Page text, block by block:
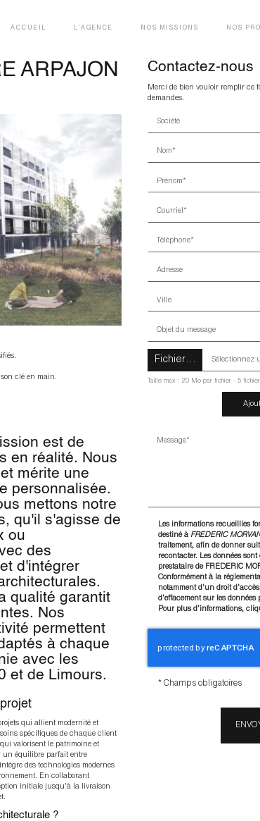
ACCUEIL L'AGENCE NOS MISSIONS NOS
ARPAJON
clé en main.
est de
en réalité. Nous
mérite une
personnalisée.
mettons notre
qu'il s'agisse de
ou
des
d'intégrer
qualité garantit
Nos
permettent
à chaque
avec les
et de Limours.
qui allient modernité et
spécifiques de chaque client
valorisent le patrimoine et
un équilibre parfait entre
des technologies modernes
En collaborant
initiale jusqu'à la livraison
?
Contactez-nous
Merci de bien vouloir remplir ce
demandes.
Fichier…
Taille max : 20 Mo par fichier · 5
Les informations recueillies
destiné àFREDERIC
traitement, afin de donner
recontacter. Les données
prestataire de FREDERIC
Conformément à la
notamment d'un droit
d'effacement sur les
Pour plus d’informations,
* Champs obligatoires